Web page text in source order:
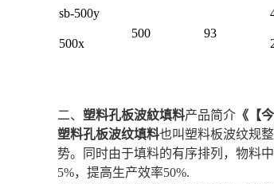
sb-500y
500
93
500x
二、 塑料孔板波紋填料产品简介 《 【
塑料孔板波纹填料也叫塑料板波纹规
势。同时由于填料的有序排列，物料
5%，提高生产效率50%.